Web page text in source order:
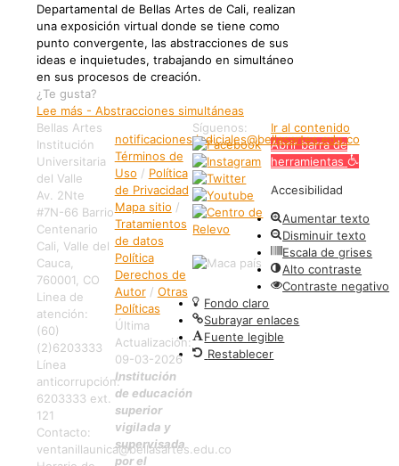
Departamental de Bellas Artes de Cali, realizan
una exposición virtual donde se tiene como
punto convergente, las abstracciones de sus
ideas e inquietudes, trabajando en simultáneo
en sus procesos de creación.
¿Te gusta?
Lee más - Abstracciones simultáneas
Bellas Artes
Institución
Universitaria
del Valle
Av. 2Nte
#7N-66 Barrio
Centenario
Cali, Valle del
Cauca,
760001, CO
Linea de
atención:
(60)
(2)6203333
Línea
anticorrupción:
6203333 ext.
121
Contacto:
ventanillaunica@bellasartes.edu.co
notificaciones.judiciales@bellasartes.edu.co
Términos de
Uso / Política
de Privacidad
Mapa sitio /
Tratamientos
de datos
Política
Derechos de
Autor/ Otras
Políticas
Última
Actualización:
09-03-2026
Institución
de educación
superior
vigilada y
supervisada
por el
Síguenos:
Ir al contenido
Abrir barra de
herramientas
Accesibilidad
Aumentar texto
Disminuir texto
Escala de grises
Alto contraste
Contraste negativo
Fondo claro
Subrayar enlaces
Fuente legible
Restablecer